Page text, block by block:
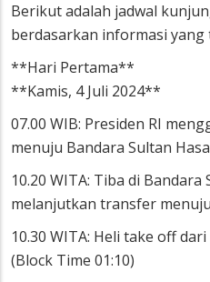
Berikut adalah jadwal
berdasarkan informasi yang
**Hari Pertama**
**Kamis, 4 Juli 2024**
07.00 WIB: Presiden RI
menuju Bandara Sultan
10.20 WITA: Tiba di
melanjutkan transfer
10.30 WITA: Heli take off
(Block Time 01:10)